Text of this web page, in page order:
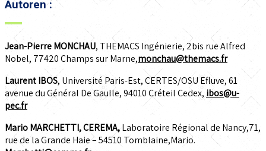
Autoren :
Jean-Pierre MONCHAU, THEMACS Ingénierie, 2bis rue Alfred
Nobel, 77420 Champs sur Marne,monchau@themacs.fr
Laurent IBOS, Université Paris-Est, CERTES/OSU Efluve, 61
avenue du Général De Gaulle, 94010 Créteil Cedex, ibos@u-
pec.fr
Mario MARCHETTI, CEREMA,Laboratoire Régional de Nancy,71,
rue de la Grande Haie – 54510 Tomblaine,Mario.